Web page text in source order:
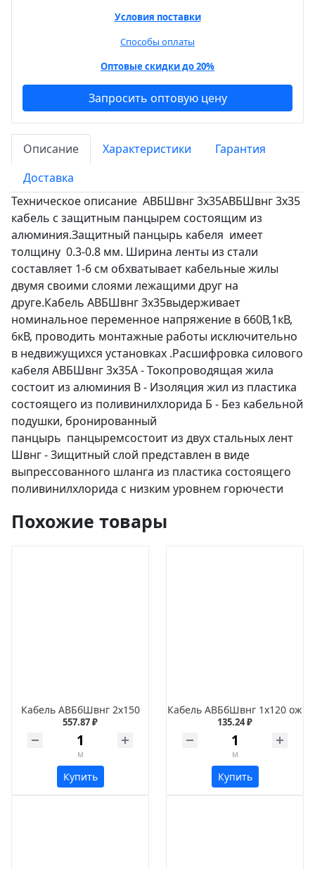
Условия поставки
Способы оплаты
Оптовые скидки до 20%
Запросить оптовую цену
Описание Характеристики
Гарантия
Доставка
Техническое описание АВБШвнг 3х35АВБШвнг 3х35
кабель с защитным панцырем состоящим из
алюминия.Защитный панцырь кабеля имеет
толщину 0.3-0.8 мм. Ширина ленты из стали
составляет 1-6 см обхватывает кабельные жилы
двумя своими слоями лежащими друг на
друге.Кабель АВБШвнг 3х35выдерживает
номинальное переменное напряжение в 660В,1кВ,
6кВ, проводить монтажные работы исключительно
в недвижущихся установках .Расшифровка силового
кабеля АВБШвнг 3х35А - Токопроводящая жила
состоит из алюминия В - Изоляция жил из пластика
состоящего из поливинилхлорида Б - Без кабельной
подушки, бронированный
панцырь панцыремсостоит из двух стальных лент
Швнг - Зищитный слой представлен в виде
выпрессованного шланга из пластика состоящего
поливинилхлорида с низким уровнем горючести
Похожие товары
Кабель АВБбШвнг 2х150
557.87 ₽
м
Купить
Кабель АВБбШвнг 1х120 ож
135.24 ₽
м
Купить